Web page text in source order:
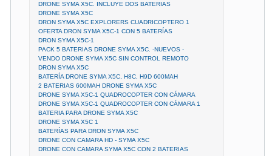
DRONE SYMA X5C. INCLUYE DOS BATERIAS
DRONE SYMA X5C
DRON SYMA X5C EXPLORERS CUADRICOPTERO 1
OFERTA DRON SYMA X5C-1 CON 5 BATERÍAS
DRON SYMA X5C-1
PACK 5 BATERIAS DRONE SYMA X5C. -NUEVOS -
VENDO DRONE SYMA X5C SIN CONTROL REMOTO
DRON SYMA X5C
BATERÍA DRONE SYMA X5C, H8C, H9D 600MAH
2 BATERIAS 600MAH DRONE SYMA X5C
DRONE SYMA X5C-1 QUADROCOPTER CON CÁMARA
DRONE SYMA X5C-1 QUADROCOPTER CON CÁMARA 1
BATERIA PARA DRONE SYMA X5C
DRONE SYMA X5C 1
BATERÍAS PARA DRON SYMA X5C
DRONE CON CAMARA HD - SYMA X5C
DRONE CON CAMARA SYMA X5C CON 2 BATERIAS